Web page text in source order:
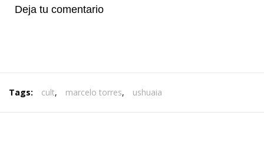
Deja tu comentario
Tags: cult, marcelo torres, ushuaia